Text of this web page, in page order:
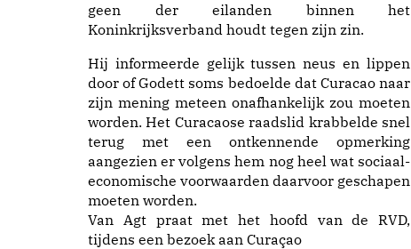
geen der eilanden binnen het
Koninkrijksverband houdt tegen zijn zin.
Hij informeerde gelijk tussen neus en lippen
door of Godett soms bedoelde dat Curacao naar
zijn mening meteen onafhankelijk zou moeten
worden. Het Curacaose raadslid krabbelde snel
terug met een ontkennende opmerking
aangezien er volgens hem nog heel wat sociaal-
economische voorwaarden daarvoor geschapen
moeten worden.
Van Agt praat met het hoofd van de RVD,
tijdens een bezoek aan Curaçao